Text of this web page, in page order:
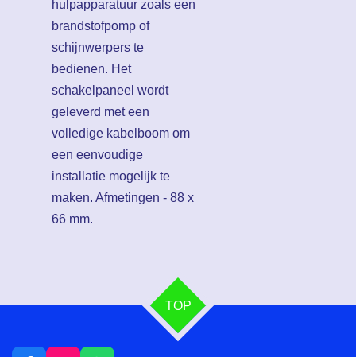
hulpapparatuur zoals een
brandstofpomp of
schijnwerpers te
bedienen. Het
schakelpaneel wordt
geleverd met een
volledige kabelboom om
een ​​eenvoudige
installatie mogelijk te
maken. Afmetingen - 88 x
66 mm.
TOP